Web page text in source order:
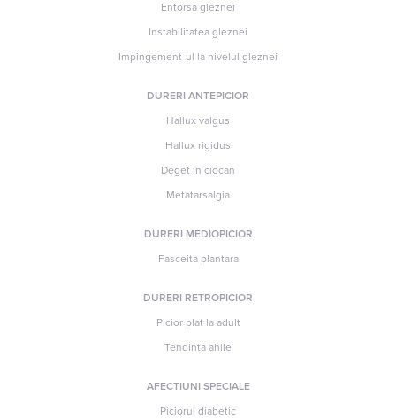
Entorsa gleznei
Instabilitatea gleznei
Impingement-ul la nivelul gleznei
DURERI ANTEPICIOR
Hallux valgus
Hallux rigidus
Deget in ciocan
Metatarsalgia
DURERI MEDIOPICIOR
Fasceita plantara
DURERI RETROPICIOR
Picior plat la adult
Tendinta ahile
AFECTIUNI SPECIALE
Piciorul diabetic